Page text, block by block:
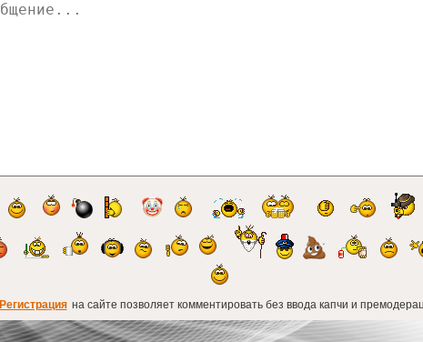
Регистрация на сайте позволяет комментировать без ввода капчи и